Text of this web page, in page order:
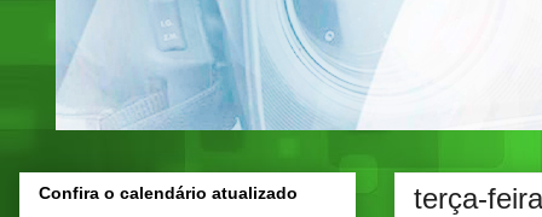
terça-
Confira o calendário atualizado